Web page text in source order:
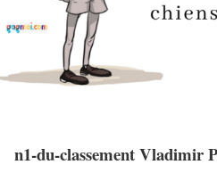
n1-du-classement Vladimir